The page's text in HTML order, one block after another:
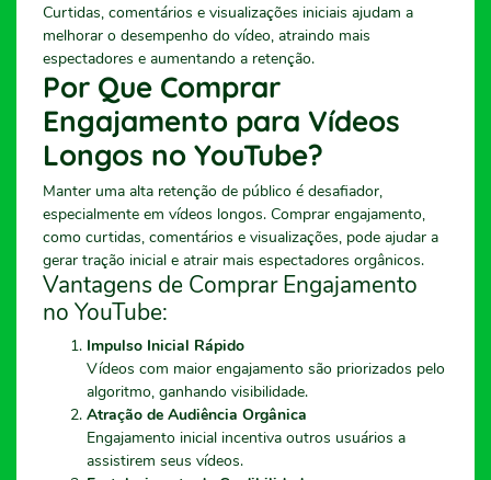
Curtidas, comentários e visualizações iniciais ajudam a
melhorar o desempenho do vídeo, atraindo mais
espectadores e aumentando a retenção.
Por Que Comprar
Engajamento para Vídeos
Longos no YouTube?
Manter uma alta retenção de público é desafiador,
especialmente em vídeos longos. Comprar engajamento,
como curtidas, comentários e visualizações, pode ajudar a
gerar tração inicial e atrair mais espectadores orgânicos.
Vantagens de Comprar Engajamento
no YouTube:
Impulso Inicial Rápido
Vídeos com maior engajamento são priorizados pelo
algoritmo, ganhando visibilidade.
Atração de Audiência Orgânica
Engajamento inicial incentiva outros usuários a
assistirem seus vídeos.